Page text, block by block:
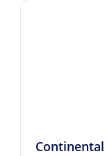
Continental